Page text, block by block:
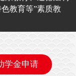
教育等”素质教
学金申请